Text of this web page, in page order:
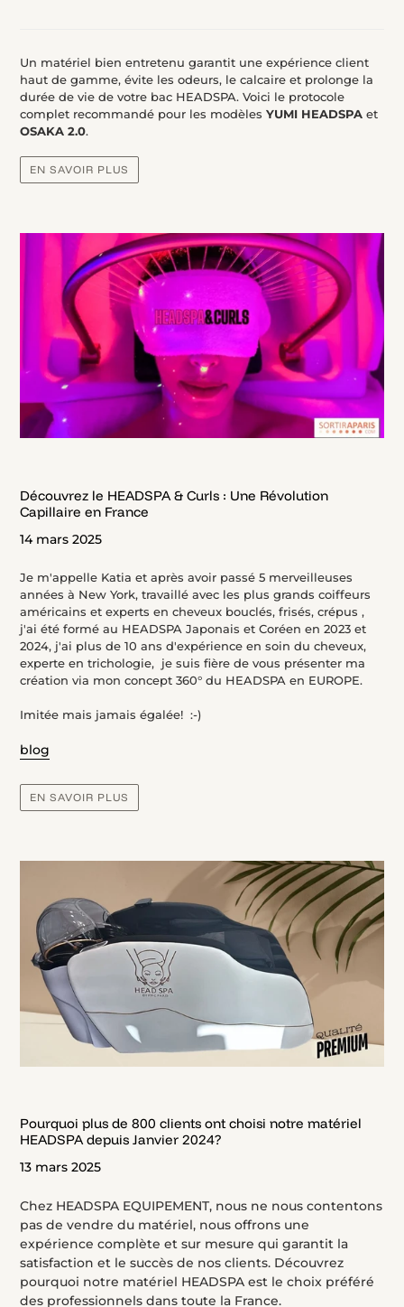
Un matériel bien entretenu garantit une expérience client
haut de gamme, évite les odeurs, le calcaire et prolonge la
durée de vie de votre bac HEADSPA. Voici le protocole
complet recommandé pour les modèles YUMI HEADSPA et
OSAKA 2.0.
EN SAVOIR PLUS
Découvrez le HEADSPA & Curls : Une Révolution
Capillaire en France
14 mars 2025
Je m'appelle Katia et après avoir passé 5 merveilleuses
années à New York, travaillé avec les plus grands coiffeurs
américains et experts en cheveux bouclés, frisés, crépus ,
j'ai été formé au HEADSPA Japonais et Coréen en 2023 et
2024, j'ai plus de 10 ans d'expérience en soin du cheveux,
experte en trichologie, je suis fière de vous présenter ma
création via mon concept 360° du HEADSPA en EUROPE.
Imitée mais jamais égalée! :-)
blog
EN SAVOIR PLUS
Pourquoi plus de 800 clients ont choisi notre matériel
HEADSPA depuis Janvier 2024?
13 mars 2025
Chez HEADSPA EQUIPEMENT, nous ne nous contentons
pas de vendre du matériel, nous offrons une
expérience complète et sur mesure qui garantit la
satisfaction et le succès de nos clients. Découvrez
pourquoi notre matériel HEADSPA est le choix préféré
des professionnels dans toute la France.